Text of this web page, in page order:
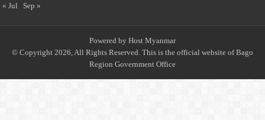
« Jul
Sep »
Powered by Host Myanmar
© Copyright 2026, All Rights Reserved. This is the official website of Bago
Region Government Office